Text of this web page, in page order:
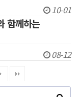
10-01
함께하는
08-12